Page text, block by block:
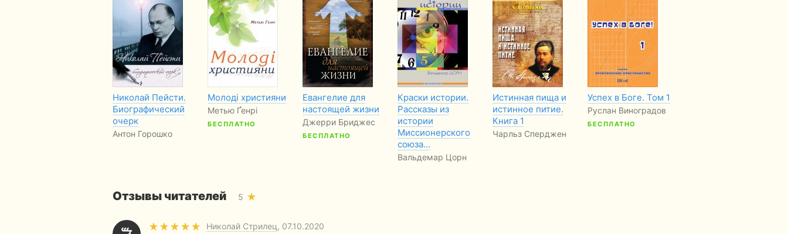
Николай Пейсти.
Биографический
очерк
Антон Горошко
Молоді християни
Метью Ґенрі
БЕСПЛАТНО
Евангелие для
настоящей жизни
Джерри Бриджес
БЕСПЛАТНО
Краски истории.
Рассказы из
истории
Миссионерского
союза…
Вальдемар Цорн
Истинная пища и
истинное питие.
Книга 1
Чарльз Сперджен
Успех в Боге. Том 1
Руслан Виноградов
БЕСПЛАТНО
Отзывы читателей 5
Николай Стрилец , 07.10.2020